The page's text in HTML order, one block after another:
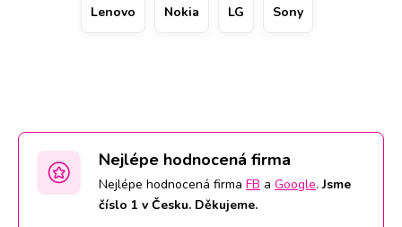
pobočku. Displej s vyměněným sklem Ostatní značky bude
Lenovo Nokia LG Sony
Nejlépe hodnocená firma
Nejlépe hodnocená firma FB a Google.Jsme
číslo 1 v Česku. Děkujeme.